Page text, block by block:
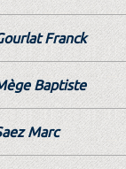
Franck
Baptiste
Marc